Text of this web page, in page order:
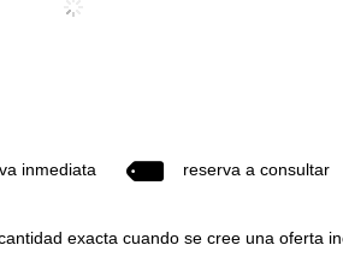
inmediata reserva a consultar
exacta cuando se cree una oferta